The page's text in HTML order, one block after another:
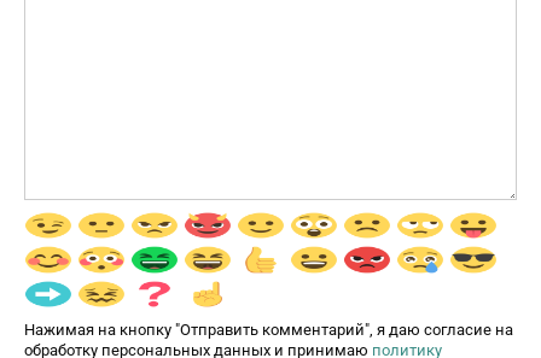
Нажимая на кнопку "Отправить комментарий", я даю согласие на
обработку персональных данных и принимаю политику